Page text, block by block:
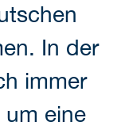
In der
immer
eine